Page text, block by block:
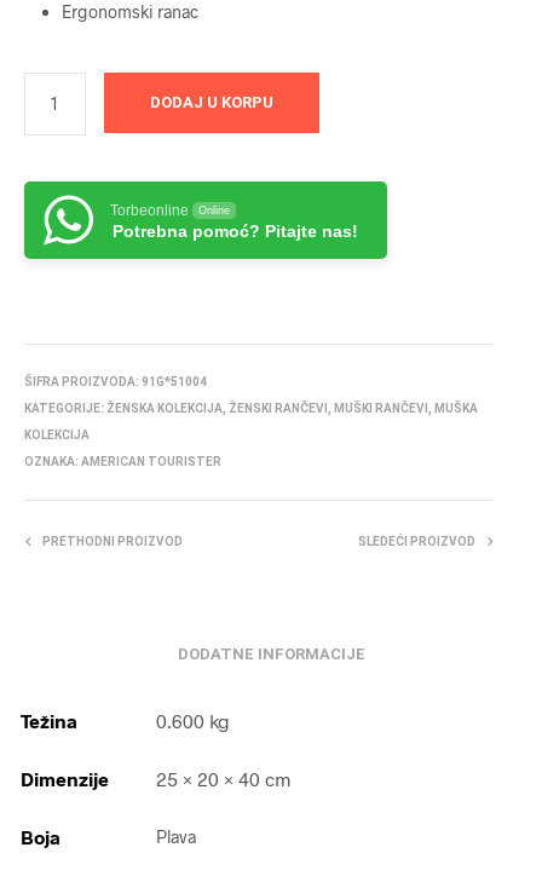
Ergonomski ranac
DODAJ U KORPU
Torbeonline Online
Potrebna pomoć? Pitajte nas!
ŠIFRA PROIZVODA: 91G*51004
KATEGORIJE: ŽENSKA KOLEKCIJA, ŽENSKI RANČEVI , MUŠKI RANČEVI , MUŠKA
KOLEKCIJA
OZNAKA: AMERICAN TOURISTER
PRETHODNI PROIZVOD SLEDEĆI PROIZVOD
DODATNE INFORMACIJE
Težina 0.600 kg
Dimenzije 25 × 20 × 40 cm
Boja Plava